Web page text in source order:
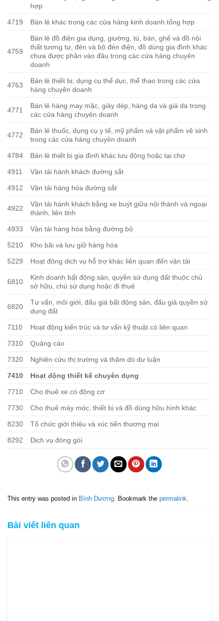
hợp
4719 Bán lẻ khác trong các cửa hàng kinh doanh tổng hợp
4759
Bán lẻ đồ điện gia dụng, giường, tủ, bàn, ghế và đồ nội
thất tương tự, đèn và bộ đèn điện, đồ dùng gia đình khác
chưa được phân vào đâu trong các cửa hàng chuyên
doanh
4763
Bán lẻ thiết bị, dụng cụ thể dục, thể thao trong các cửa
hàng chuyên doanh
4771
Bán lẻ hàng may mặc, giày dép, hàng da và giả da trong
các cửa hàng chuyên doanh
4772
Bán lẻ thuốc, dụng cụ y tế, mỹ phẩm và vật phẩm vệ sinh
trong các cửa hàng chuyên doanh
4784 Bán lẻ thiết bị gia đình khác lưu động hoặc tại chợ
4911 Vận tải hành khách đường sắt
4912 Vận tải hàng hóa đường sắt
4922
Vận tải hành khách bằng xe buýt giữa nội thành và ngoại
thành, liên tỉnh
4933 Vận tải hàng hóa bằng đường bộ
5210 Kho bãi và lưu giữ hàng hóa
5229 Hoạt động dịch vụ hỗ trợ khác liên quan đến vận tải
6810
Kinh doanh bất động sản, quyền sử dụng đất thuộc chủ
sở hữu, chủ sử dụng hoặc đi thuê
6820
Tư vấn, môi giới, đấu giá bất động sản, đấu giá quyền sử
dụng đất
7110 Hoạt động kiến trúc và tư vấn kỹ thuật có liên quan
7310 Quảng cáo
7320 Nghiên cứu thị trường và thăm dò dư luận
7410 Hoạt động thiết kế chuyên dụng
7710 Cho thuê xe có động cơ
7730 Cho thuê máy móc, thiết bị và đồ dùng hữu hình khác
8230 Tổ chức giới thiệu và xúc tiến thương mại
8292 Dịch vụ đóng gói
This entry was posted in Bình Dương . Bookmark the permalink
Bài viết liên quan